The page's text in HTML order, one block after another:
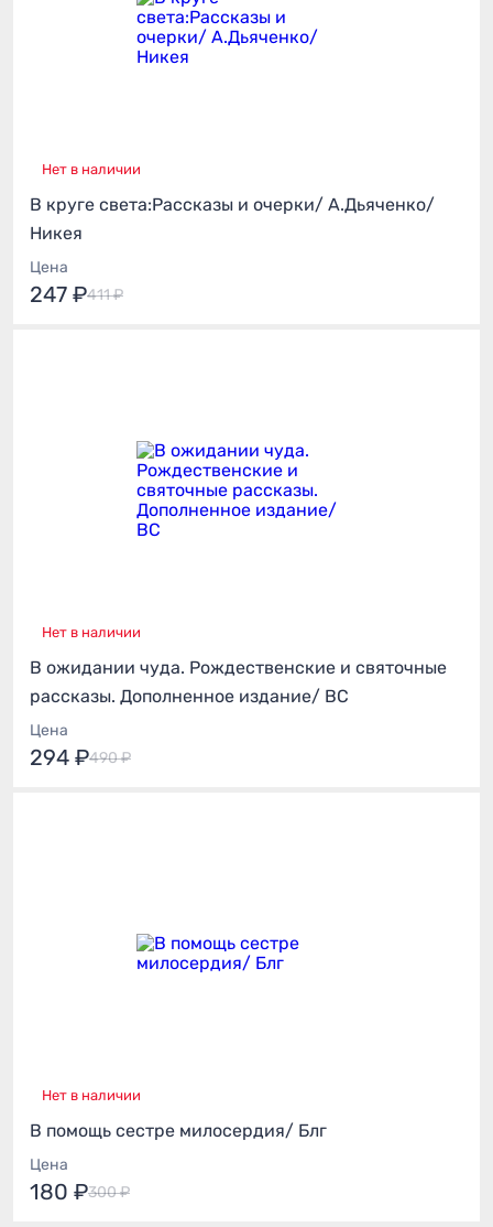
Нет в наличии
В круге света:Рассказы и очерки/ А.Дьяченко/
Никея
Цена
247 ₽411 ₽
Нет в наличии
В ожидании чуда. Рождественские и святочные
рассказы. Дополненное издание/ ВС
Цена
294 ₽490 ₽
Нет в наличии
В помощь сестре милосердия/ Блг
Цена
180 ₽300 ₽